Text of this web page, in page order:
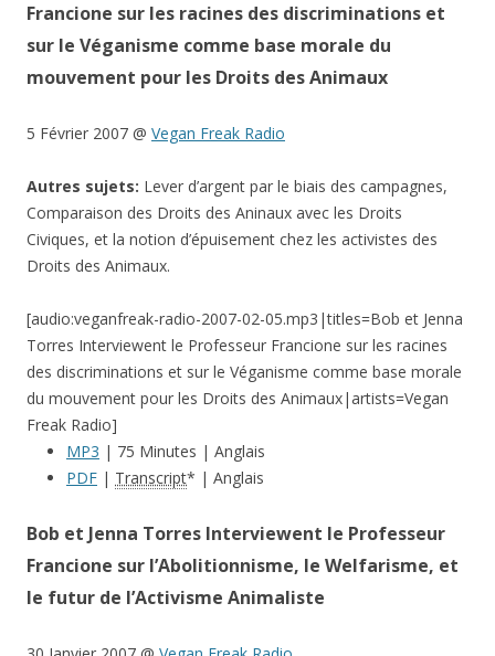
Francione sur les racines des discriminations et
sur le Véganisme comme base morale du
mouvement pour les Droits des Animaux
5 Février 2007 @ Vegan Freak Radio
Autres sujets: Lever d’argent par le biais des campagnes,
Comparaison des Droits des Aninaux avec les Droits
Civiques, et la notion d’épuisement chez les activistes des
Droits des Animaux.
[audio:veganfreak-radio-2007-02-05.mp3|titles=Bob et Jenna
Torres Interviewent le Professeur Francione sur les racines
des discriminations et sur le Véganisme comme base morale
du mouvement pour les Droits des Animaux|artists=Vegan
Freak Radio]
MP3 | 75 Minutes | Anglais
PDF | Transcript* | Anglais
Bob et Jenna Torres Interviewent le Professeur
Francione sur l’Abolitionnisme, le Welfarisme, et
le futur de l’Activisme Animaliste